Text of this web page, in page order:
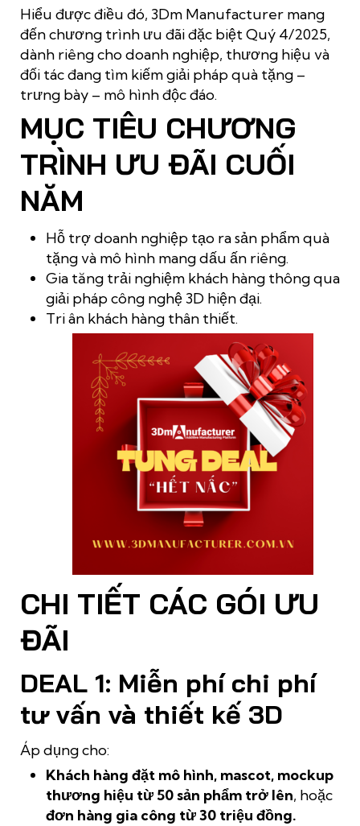
Hiểu được điều đó, 3Dm Manufacturer mang
đến chương trình ưu đãi đặc biệt Quý 4/2025,
dành riêng cho doanh nghiệp, thương hiệu và
đối tác đang tìm kiếm giải pháp quà tặng –
trưng bày – mô hình độc đáo.
MỤC TIÊU CHƯƠNG
TRÌNH ƯU ĐÃI CUỐI
NĂM
Hỗ trợ doanh nghiệp tạo ra sản phẩm quà
tặng và mô hình mang dấu ấn riêng.
Gia tăng trải nghiệm khách hàng thông qua
giải pháp công nghệ 3D hiện đại.
Tri ân khách hàng thân thiết.
CHI TIẾT CÁC GÓI ƯU
ĐÃI
DEAL 1: Miễn phí chi phí
tư vấn và thiết kế 3D
Áp dụng cho:
Khách hàng đặt mô hình, mascot, mockup
thương hiệu từ 50 sản phẩm trở lên, hoặc
đơn hàng gia công từ 30 triệu đồng.